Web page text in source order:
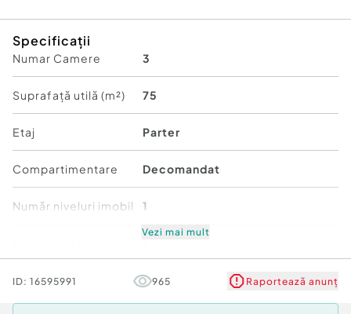
•⁠ ⁠Stație autobuz 702 în apropiere
???? Contactează un consultant Blitz pentru
vizionare și mai multe detalii!
BLITZ – Imobiliare fără stres.
Cod ofertă / ID BLITZ: P151341
Id intern: P151341
Număr Băi:
Specificații
Numar Camere 3
Suprafață utilă (m²) 75
Etaj Parter
Compartimentare Decomandat
Număr niveluri imobil 1
Stare Bună
Vezi mai mult
ID: 16595991 965 Raportează anunț